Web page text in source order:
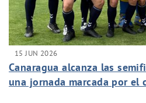
15 JUN 2026
Canaragua alcanza las
una jornada marcada por el